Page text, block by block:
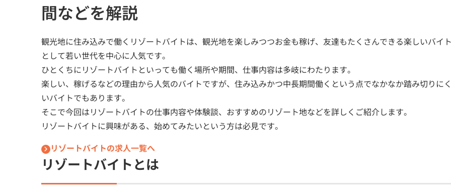
間などを解説
観光地に住み込みで働くリゾートバイトは、観光地を楽しみつつお金も稼げ、友達もたくさんできる楽しいバイ
として若い世代を中心に人気です。
ひとくちにリゾートバイトといっても働く場所や期間、仕事内容は多岐にわたります。
楽しい、稼げるなどの理由から人気のバイトですが、住み込みかつ中長期間働くという点でなかなか踏み切りに
いバイトでもあります。
そこで今回はリゾートバイトの仕事内容や体験談、おすすめのリゾート地などを詳しくご紹介します。
リゾートバイトに興味がある、始めてみたいという方は必見です。
リゾートバイトの求人一覧へ
リゾートバイトとは